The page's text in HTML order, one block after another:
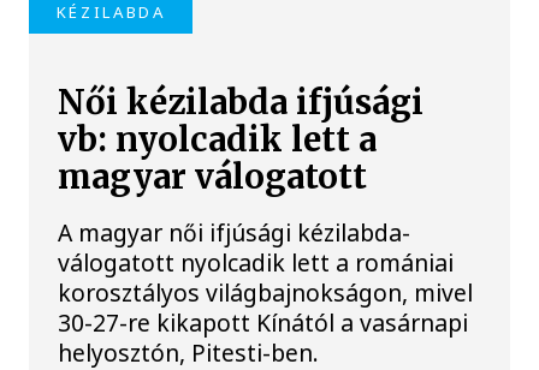
KÉZILABDA
Női kézilabda ifjúsági
vb: nyolcadik lett a
magyar válogatott
A magyar női ifjúsági kézilabda-
válogatott nyolcadik lett a romániai
korosztályos világbajnokságon, mivel
30-27-re kikapott Kínától a vasárnapi
helyosztón, Pitesti-ben.